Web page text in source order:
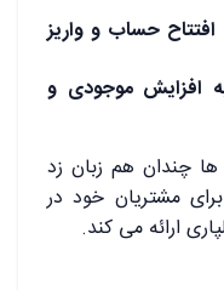
افتتاح حساب و واریز
افزایش موجودی و
ها چندان هم زبان زد
مشتریان خود در
ارائه می کند.